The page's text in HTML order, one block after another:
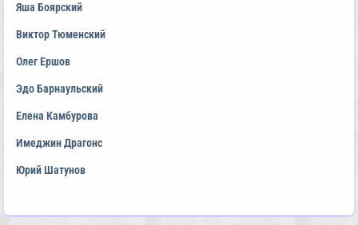
Яша Боярский
Виктор Тюменский
Олег Ершов
Эдо Барнаульский
Елена Камбурова
Имеджин Драгонс
Юрий Шатунов